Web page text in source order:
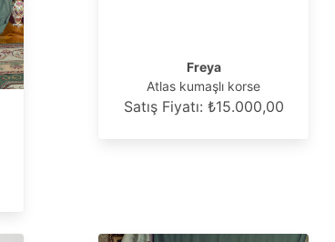
Freya
Atlas kumaşlı korse
Satış Fiyatı: ₺15.000,00